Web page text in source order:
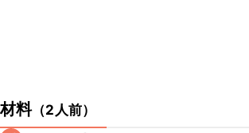
材料（2人前）